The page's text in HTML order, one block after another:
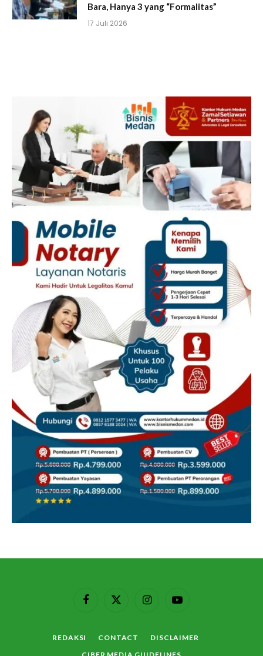
Bara, Hanya 3 yang “Formalitas”
17 Juli 2026
FacebookX
InstagramYouTube
REDAKSI CONTACT
DISCLAIMER